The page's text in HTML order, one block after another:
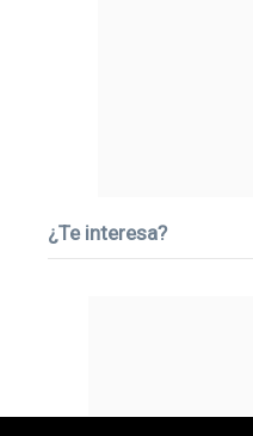
¿Te interesa?